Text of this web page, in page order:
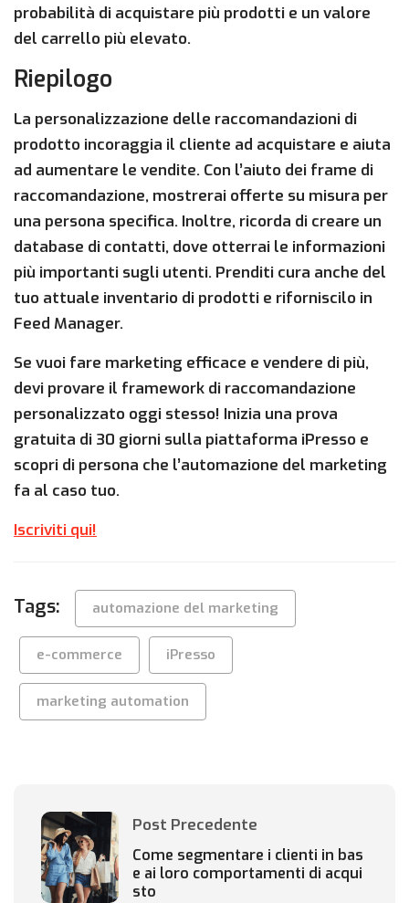
probabilità di acquistare più prodotti e un valore
del carrello più elevato.
Riepilogo
La personalizzazione delle raccomandazioni di
prodotto incoraggia il cliente ad acquistare e aiuta
ad aumentare le vendite. Con l’aiuto dei frame di
raccomandazione, mostrerai offerte su misura per
una persona specifica. Inoltre, ricorda di creare un
database di contatti, dove otterrai le informazioni
più importanti sugli utenti. Prenditi cura anche del
tuo attuale inventario di prodotti e riforniscilo in
Feed Manager.
Se vuoi fare marketing efficace e vendere di più,
devi provare il framework di raccomandazione
personalizzato oggi stesso! Inizia una prova
gratuita di 30 giorni sulla piattaforma iPresso e
scopri di persona che l’automazione del marketing
fa al caso tuo.
Iscriviti qui!
Tags: automazione del marketing
e-commerce iPresso
marketing automation
Post Precedente
Come segmentare i clienti in bas
e ai loro comportamenti di acqui
sto